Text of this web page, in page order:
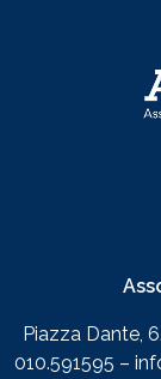
Piazza Dante,
010.591595 –